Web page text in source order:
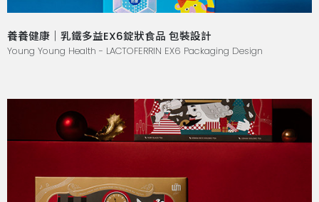
養養健康｜乳鐵多益EX6錠狀食品 包裝設計
Young Young Health - LACTOFERRIN EX6 Packaging Design